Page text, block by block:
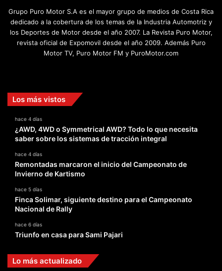
Grupo Puro Motor S.A es el mayor grupo de medios de Costa Rica
dedicado a la cobertura de los temas de la Industria Automotriz y
los Deportes de Motor desde el año 2007. La Revista Puro Motor,
revista oficial de Expomovil desde el año 2009. Además Puro
Motor TV, Puro Motor FM y PuroMotor.com
Los más vistos
hace 4 días
¿AWD, 4WD o Symmetrical AWD? Todo lo que necesita
saber sobre los sistemas de tracción integral
hace 4 días
Remontadas marcaron el inicio del Campeonato de
Invierno de Kartismo
hace 5 días
Finca Solimar, siguiente destino para el Campeonato
Nacional de Rally
hace 6 días
Triunfo en casa para Sami Pajari
Lo más actualizado